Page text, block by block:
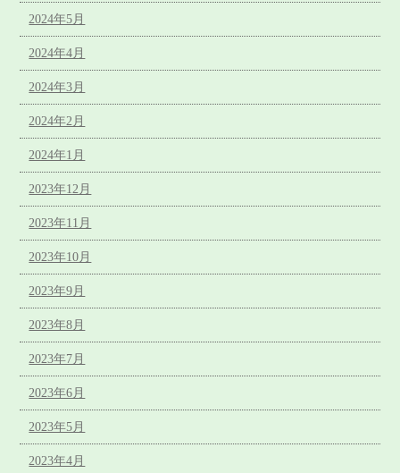
2024年5月
2024年4月
2024年3月
2024年2月
2024年1月
2023年12月
2023年11月
2023年10月
2023年9月
2023年8月
2023年7月
2023年6月
2023年5月
2023年4月